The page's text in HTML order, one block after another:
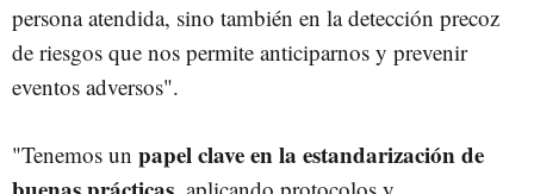
persona atendida, sino también en la detección precoz
de riesgos que nos permite anticiparnos y prevenir
eventos adversos".
"Tenemos un papel clave en la estandarización de